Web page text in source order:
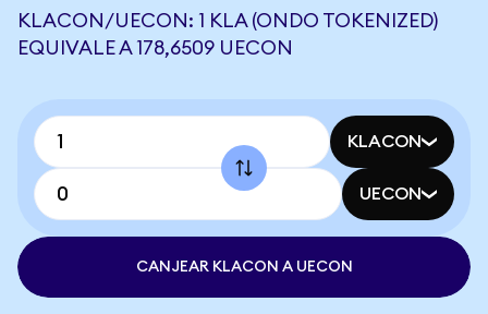
KLACON/UECON: 1 KLA (ONDO TOKENIZED)
EQUIVALE A 178,6509 UECON
KLACON
UECON
CANJEAR KLACON A UECON